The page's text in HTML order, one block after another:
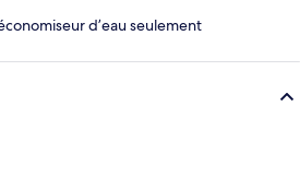
d’eau seulement